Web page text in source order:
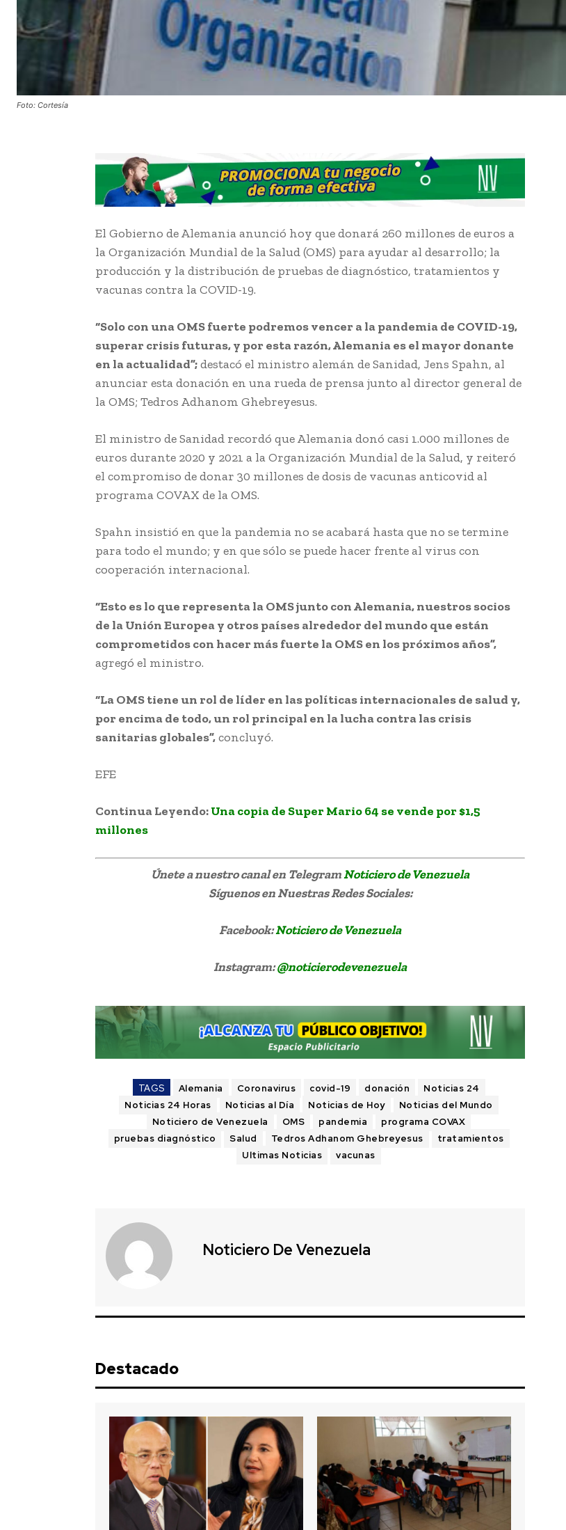
Foto: Cortesía
El Gobierno de Alemania anunció hoy que donará 260 millones de euros a
la Organización Mundial de la Salud (OMS) para ayudar al desarrollo; la
producción y la distribución de pruebas de diagnóstico, tratamientos y
vacunas contra la COVID-19.
“Solo con una OMS fuerte podremos vencer a la pandemia de COVID-19,
superar crisis futuras, y por esta razón, Alemania es el mayor donante
en la actualidad”;destacó el ministro alemán de Sanidad, Jens Spahn, al
anunciar esta donación en una rueda de prensa junto al director general de
la OMS; Tedros Adhanom Ghebreyesus.
El ministro de Sanidad recordó que Alemania donó casi 1.000 millones de
euros durante 2020 y 2021 a la Organización Mundial de la Salud, y reiteró
el compromiso de donar 30 millones de dosis de vacunas anticovid al
programa COVAX de la OMS.
Spahn insistió en que la pandemia no se acabará hasta que no se termine
para todo el mundo; y en que sólo se puede hacer frente al virus con
cooperación internacional.
“Esto es lo que representa la OMS junto con Alemania, nuestros socios
de la Unión Europea y otros países alrededor del mundo que están
comprometidos con hacer más fuerte la OMS en los próximos años”,
agregó el ministro.
“La OMS tiene un rol de líder en las políticas internacionales de salud y,
por encima de todo, un rol principal en la lucha contra las crisis
sanitarias globales”,concluyó.
EFE
Continua Leyendo:Una copia de Super Mario 64 se vende por $1,5
millones
Únete a nuestro canal en TelegramNoticiero de Venezuela
Síguenosen Nuestras Redes Sociales:
Facebook:Noticiero de Venezuela
Instagram:@noticierodevenezuela
TAGS Alemania Coronavirus covid-19 donación
Noticias 24
Noticias 24 Horas
Noticias al Día Noticias de Hoy
Noticias del Mundo
Noticiero de Venezuela
OMS pandemia
programa COVAX
pruebas diagnóstico
Salud Tedros Adhanom Ghebreyesus
tratamientos
Ultimas Noticias
vacunas
Noticiero De Venezuela
Destacado